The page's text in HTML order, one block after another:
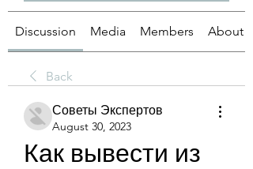
Discussion Media Members About
Back
Советы Экспертов
August 30, 2023
Как вывести из